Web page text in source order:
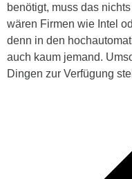
benötigt, muss das
wären Firmen wie Intel
denn in den
auch kaum jemand.
Dingen zur Verfügung